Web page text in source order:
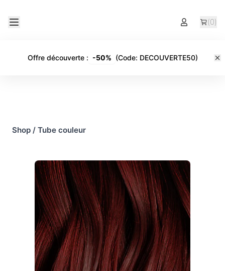
(0)
Offre découverte: -50% (Code: DECOUVERTE50)
Shop / Tube couleur